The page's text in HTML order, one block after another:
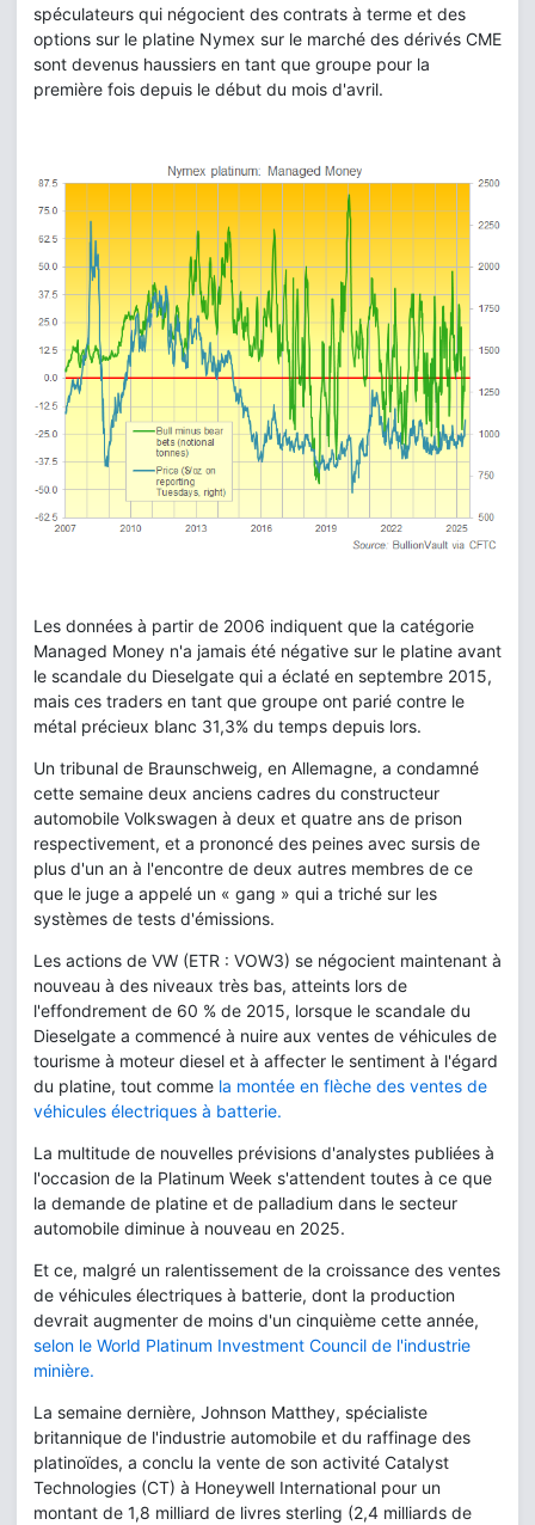
spéculateurs qui négocient des contrats à terme et des
options sur le platine Nymex sur le marché des dérivés CME
sont devenus haussiers en tant que groupe pour la
première fois depuis le début du mois d'avril.
Les données à partir de 2006 indiquent que la catégorie
Managed Money n'a jamais été négative sur le platine avant
le scandale du Dieselgate qui a éclaté en septembre 2015,
mais ces traders en tant que groupe ont parié contre le
métal précieux blanc 31,3% du temps depuis lors.
Un tribunal de Braunschweig, en Allemagne, a condamné
cette semaine deux anciens cadres du constructeur
automobile Volkswagen à deux et quatre ans de prison
respectivement, et a prononcé des peines avec sursis de
plus d'un an à l'encontre de deux autres membres de ce
que le juge a appelé un « gang » qui a triché sur les
systèmes de tests d'émissions.
Les actions de VW (ETR : VOW3) se négocient maintenant à
nouveau à des niveaux très bas, atteints lors de
l'effondrement de 60 % de 2015, lorsque le scandale du
Dieselgate a commencé à nuire aux ventes de véhicules de
tourisme à moteur diesel et à affecter le sentiment à l'égard
du platine, tout comme la montée en flèche des ventes de
véhicules électriques à batterie.
La multitude de nouvelles prévisions d'analystes publiées à
l'occasion de la Platinum Week s'attendent toutes à ce que
la demande de platine et de palladium dans le secteur
automobile diminue à nouveau en 2025.
Et ce, malgré un ralentissement de la croissance des ventes
de véhicules électriques à batterie, dont la production
devrait augmenter de moins d'un cinquième cette année,
selon le World Platinum Investment Council de l'industrie
minière.
La semaine dernière, Johnson Matthey, spécialiste
britannique de l'industrie automobile et du raffinage des
platinoïdes, a conclu la vente de son activité Catalyst
Technologies (CT) à Honeywell International pour un
montant de 1,8 milliard de livres sterling (2,4 milliards de